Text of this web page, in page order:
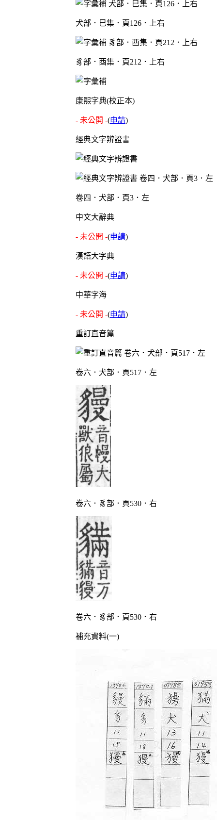
犬部．巳集．頁126．上右
豸部．酉集．頁212．上右
康熙字典(校正本)
- 未公開 -(申請)
經典文字辨證書
卷四．犬部．頁3．左
中文大辭典
- 未公開 -(申請)
漢語大字典
- 未公開 -(申請)
中華字海
- 未公開 -(申請)
重訂直音篇
卷六．犬部．頁517．左
卷六．豸部．頁530．右
卷六．豸部．頁530．右
補充資料(一)